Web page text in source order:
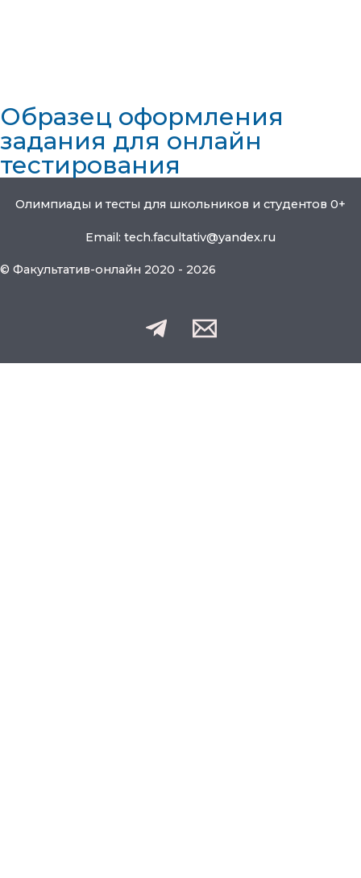
Образец оформления
задания для онлайн
тестирования
Олимпиады и тесты для школьников и студентов 0+
Email: tech.facultativ@yandex.ru
© Факультатив-онлайн 2020 - 2026